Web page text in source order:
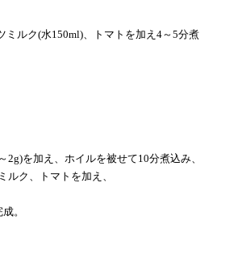
ミルク(水150ml)、トマトを加え4～5分煮
2g)を加え、ホイルを被せて10分煮込み、
ルク、トマトを加え、
。